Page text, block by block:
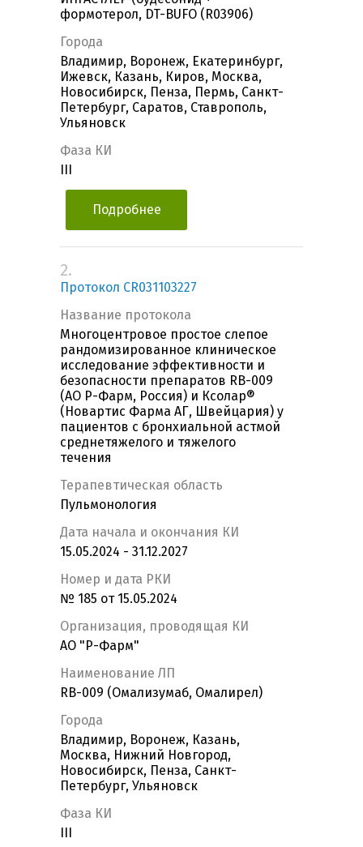
формотерол, DT-BUFO (R03906)
Города
Владимир, Воронеж, Екатеринбург,
Ижевск, Казань, Киров, Москва,
Новосибирск, Пенза, Пермь, Санкт-
Петербург, Саратов, Ставрополь,
Ульяновск
Фаза КИ
Подробнее
2.
Протокол CR031103227
Название протокола
Многоцентровое простое слепое
рандомизированное клиническое
исследование эффективности и
безопасности препаратов RB-009
(АО Р-Фарм, Россия) и Ксолар®
(Новартис Фарма АГ, Швейцария) у
пациентов с бронхиальной астмой
среднетяжелого и тяжелого
течения
Терапевтическая область
Пульмонология
Дата начала и окончания КИ
15.05.2024 - 31.12.2027
Номер и дата РКИ
№ 185 от 15.05.2024
Организация, проводящая КИ
АО "Р-Фарм"
Наименование ЛП
RB-009 (Омализумаб, Омалирел)
Города
Владимир, Воронеж, Казань,
Москва, Нижний Новгород,
Новосибирск, Пенза, Санкт-
Петербург, Ульяновск
Фаза КИ